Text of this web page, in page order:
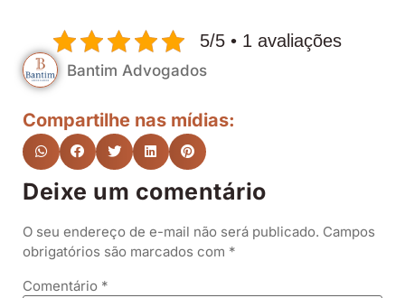
5/5 • 1 avaliações
Bantim Advogados
Compartilhe nas mídias:
Deixe um comentário
O seu endereço de e-mail não será publicado. Campos
obrigatórios são marcados com *
Comentário *